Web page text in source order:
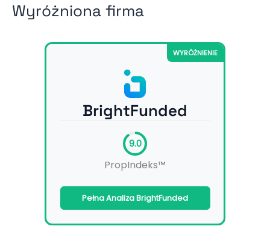
Wyróżniona firma
WYRÓŻNIENIE
BrightFunded
9.0
PropIndeks™
Pełna Analiza BrightFunded